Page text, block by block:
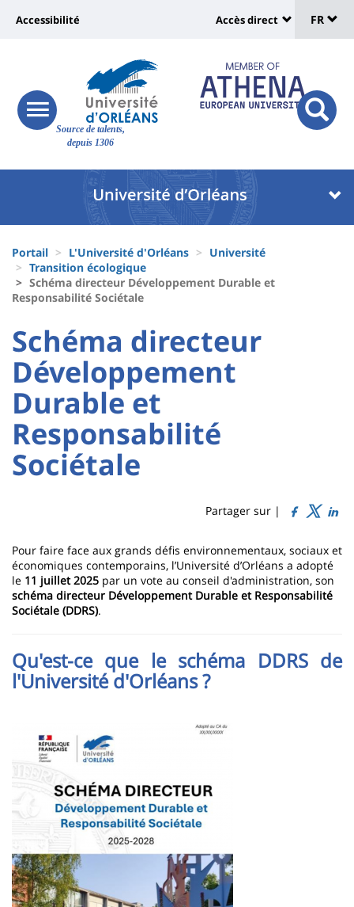
Site
Source de talents,
depuis 1306
Université
Recherche
responsive
menu
button
Université
vers
page
accessibilité
Accessibilité
:
Shortcut
links
Accès direct
de
FR
Université
Block
liste
des
composantes
d'Ariane
Portail L'Université d'Orléans
Université
Transition écologique
Schéma directeur Développement Durable et
Responsabilité Sociétale
University
:
Sidebar
University
:
Main
content
Titre
de
page
Schéma directeur
Développement
Durable et
Responsabilité
Sociétale
Partager sur |
Contenu
de
la
page
principale
Pour faire face aux grands défis environnementaux, sociaux et
économiques contemporains, l’Université d’Orléans a adopté
le 11 juillet 2025 par un vote au conseil d'administration, son
schéma directeur Développement Durable et Responsabilité
Sociétale (DDRS).
Qu'est-ce que le schéma DDRS de
l'Université d'Orléans ?